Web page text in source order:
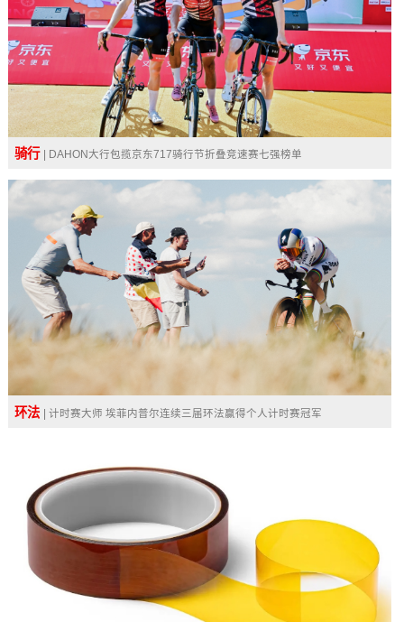
骑行 | DAHON大行包揽京东717骑行节折叠竞速赛七强榜单
环法 | 计时赛大师 埃菲内普尔连续三届环法赢得个人计时赛冠军